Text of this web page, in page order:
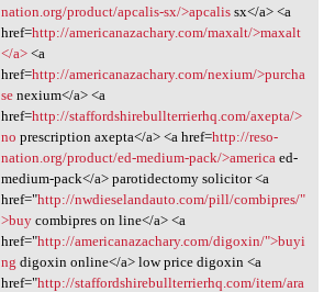
nation.org/product/apcalis-sx/>apcalissx</a> <a
href=http://americanazachary.com/maxalt/>maxalt
</a><a
href=http://americanazachary.com/nexium/>purcha
senexium</a> <a
href=http://staffordshirebullterrierhq.com/axepta/>
no prescription axepta</a> <a href=http://reso-
nation.org/product/ed-medium-pack/>america ed-
medium-pack</a> parotidectomy solicitor <a
href="http://nwdieselandauto.com/pill/combipres/"
>buycombipres on line</a> <a
href="http://americanazachary.com/digoxin/">buyi
ng digoxin online</a> low price digoxin <a
href="http://staffordshirebullterrierhq.com/item/ara